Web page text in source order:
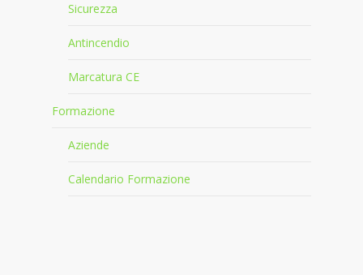
Sicurezza
Antincendio
Marcatura CE
Formazione
Aziende
Calendario Formazione